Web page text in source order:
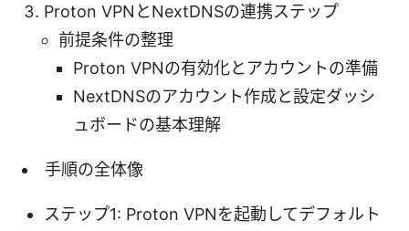
Proton VPNとNextDNSの連携ステップ
前提条件の整理
Proton VPNの有効化とアカウントの準備
NextDNSのアカウント作成と設定ダッシ
ュボードの基本理解
手順の全体像
ステップ1: Proton VPNを起動してデフォルト